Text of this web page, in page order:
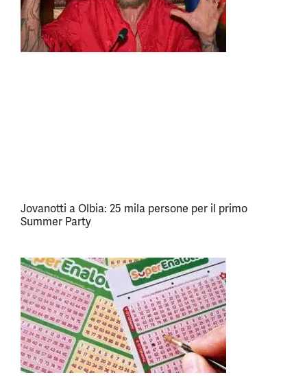
Jovanotti a Olbia: 25 mila persone per il primo
Summer Party